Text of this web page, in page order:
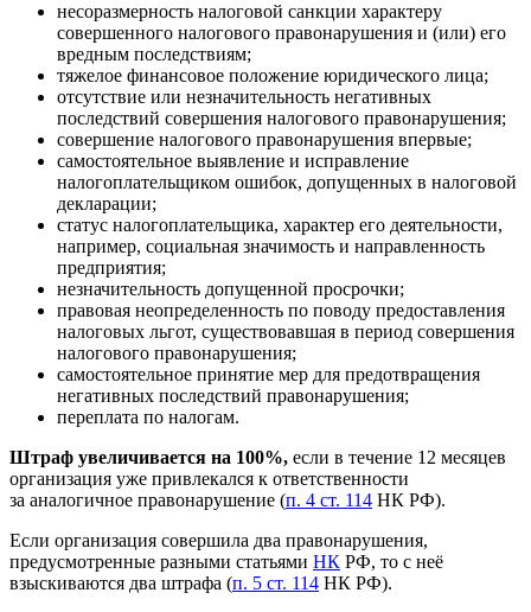
несоразмерность налоговой санкции характеру
совершенного налогового правонарушения и (или) его
вредным последствиям;
тяжелое финансовое положение юридического лица;
отсутствие или незначительность негативных
последствий совершения налогового правонарушения;
совершение налогового правонарушения впервые;
самостоятельное выявление и исправление
налогоплательщиком ошибок, допущенных в налоговой
декларации;
статус налогоплательщика, характер его деятельности,
например, социальная значимость и направленность
предприятия;
незначительность допущенной просрочки;
правовая неопределенность по поводу предоставления
налоговых льгот, существовавшая в период совершения
налогового правонарушения;
самостоятельное принятие мер для предотвращения
негативных последствий правонарушения;
переплата по налогам.
Штраф увеличивается на 100%, если в течение 12 месяцев
организация уже привлекался к ответственности
за аналогичное правонарушение (п. 4 ст. 114 НК РФ).
Если организация совершила два правонарушения,
предусмотренные разными статьями НК РФ, то с неё
взыскиваются два штрафа (п. 5 ст. 114 НК РФ).